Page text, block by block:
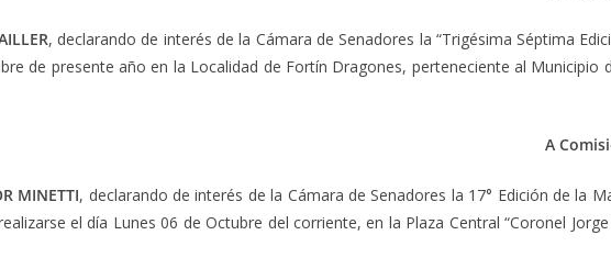
, declarando de interés de la Cámara de Senadores la “Trigésima Séptima
de presente año en la Localidad de Fortín Dragones, perteneciente al Municipio
A
MINETTI, declarando de interés de la Cámara de Senadores la 17° Edición de la
el día Lunes 06 de Octubre del corriente, en la Plaza Central “Coronel